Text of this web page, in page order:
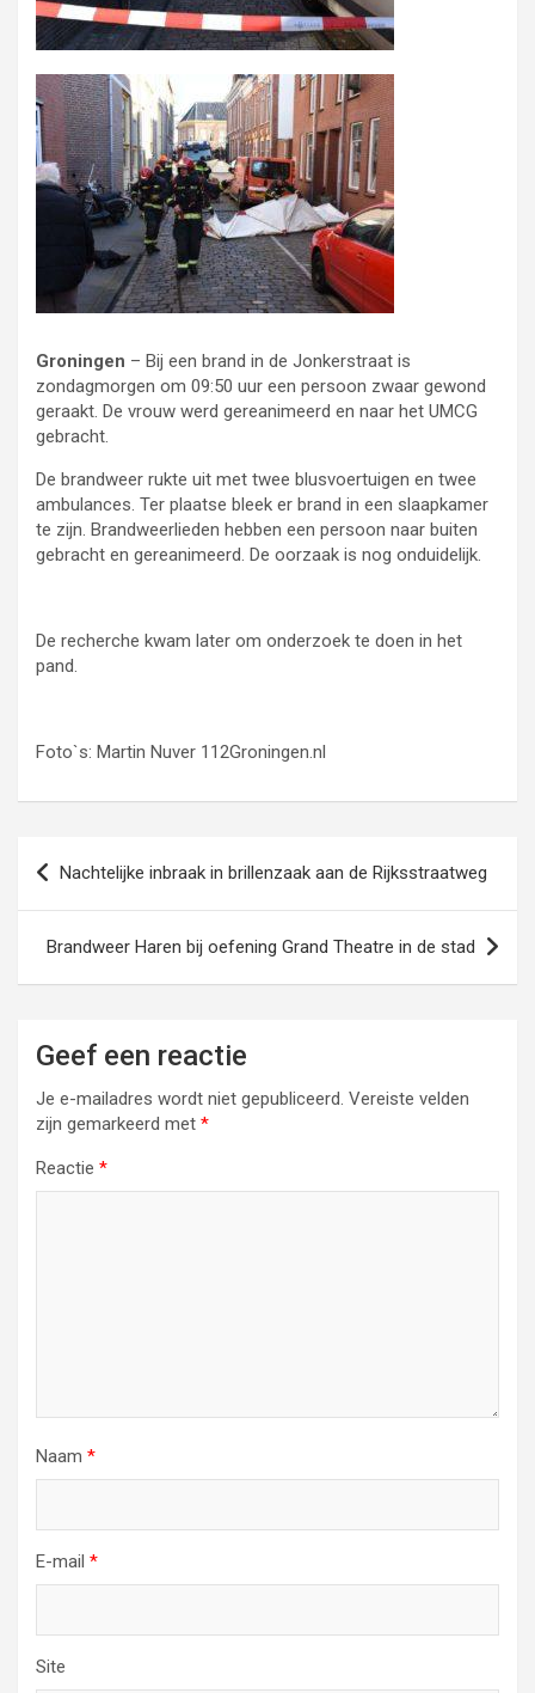
Groningen – Bij een brand in de Jonkerstraat is
zondagmorgen om 09:50 uur een persoon zwaar gewond
geraakt. De vrouw werd gereanimeerd en naar het UMCG
gebracht.
De brandweer rukte uit met twee blusvoertuigen en twee
ambulances. Ter plaatse bleek er brand in een slaapkamer
te zijn. Brandweerlieden hebben een persoon naar buiten
gebracht en gereanimeerd. De oorzaak is nog onduidelijk.
De recherche kwam later om onderzoek te doen in het
pand.
Foto`s: Martin Nuver 112Groningen.nl
Bericht
navigatie
Nachtelijke inbraak in brillenzaak aan de Rijksstraatweg
Brandweer Haren bij oefening Grand Theatre in de stad
Geef een reactie
Je e-mailadres wordt niet gepubliceerd. Vereiste velden
zijn gemarkeerd met *
Reactie *
Naam *
E-mail *
Site